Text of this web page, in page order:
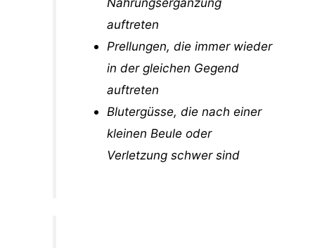
auftreten
Prellungen, die immer wieder
in der gleichen Gegend
auftreten
Blutergüsse, die nach einer
kleinen Beule oder
Verletzung schwer sind